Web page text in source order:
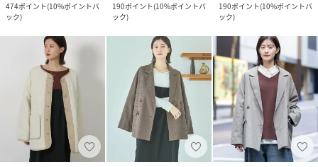
474ポイント(10%ポイントバ
ック)
190ポイント(10%ポイントバ
ック)
190ポイント(10%ポイントバ
ック)